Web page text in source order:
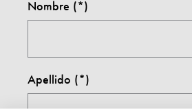
Nombre
Apellido